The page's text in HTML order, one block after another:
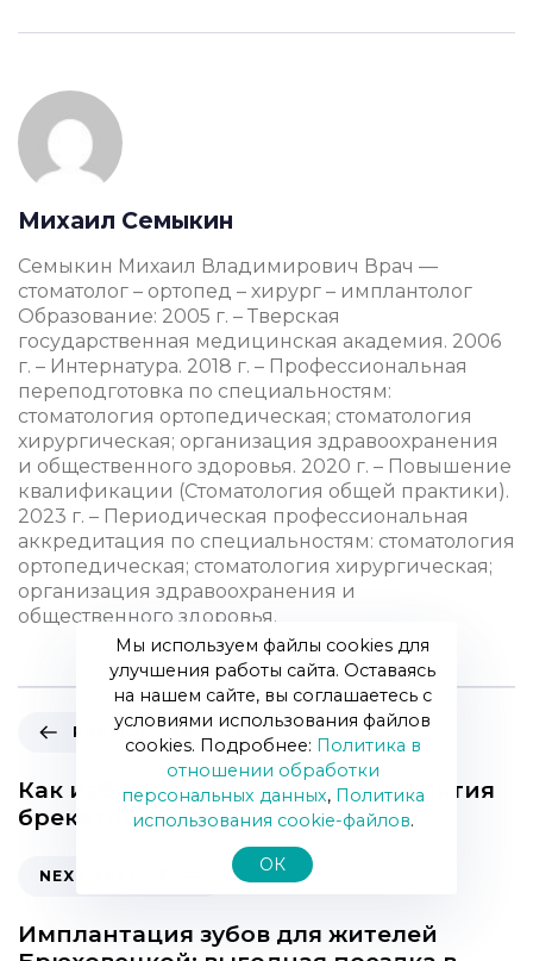
Михаил Семыкин
Семыкин Михаил Владимирович Врач —
стоматолог – ортопед – хирург – имплантолог
Образование: 2005 г. – Тверская
государственная медицинская академия. 2006
г. – Интернатура. 2018 г. – Профессиональная
переподготовка по специальностям:
стоматология ортопедическая; стоматология
хирургическая; организация здравоохранения
и общественного здоровья. 2020 г. – Повышение
квалификации (Стоматология общей практики).
2023 г. – Периодическая профессиональная
аккредитация по специальностям: стоматология
ортопедическая; стоматология хирургическая;
организация здравоохранения и
общественного здоровья.
e
v
i
A
PREVIOUS ARTICLE
Как избежать рецидива после снятия
брекетов: советы ортодонта
x
t
NEXT ARTICLE
Имплантация зубов для жителей
Мы используем файлы cookies для
улучшения работы сайта. Оставаясь
на нашем сайте, вы соглашаетесь с
условиями использования файлов
cookies. Подробнее: Политика в
отношении обработки
персональных данных, Политика
использования сookie-файлов.
ОК